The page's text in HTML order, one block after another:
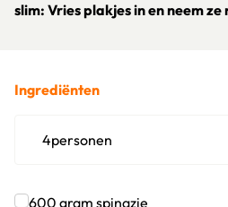
slim: Vries plakjes in en neem
Ingrediënten
4personen
600 gram spinazie